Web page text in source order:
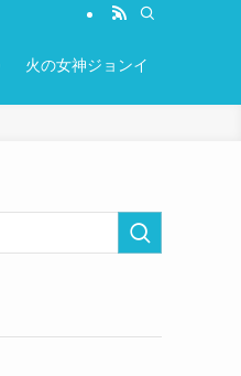
火の女神ジョンイ